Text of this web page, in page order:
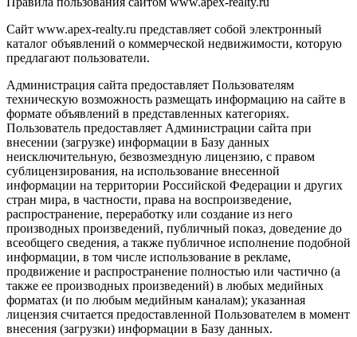
Сайт www.apex-realty.ru представляет собой электронный
каталог объявлений о коммерческой недвижимости, которую
предлагают пользователи.
Администрация сайта предоставляет Пользователям
техническую возможность размещать информацию на сайте в
формате объявлений в представленных категориях.
Пользователь предоставляет Администрации сайта при
внесении (загрузке) информации в Базу данных
неисключительную, безвозмездную лицензию, с правом
сублицензирования, на использование внесенной
информации на территории Российской Федерации и других
стран мира, в частности, права на воспроизведение,
распространение, переработку или создание из него
производных произведений, публичный показ, доведение до
всеобщего сведения, а также публичное исполнение подобной
информации, в том числе использование в рекламе,
продвижение и распространение полностью или частично (а
также ее производных произведений) в любых медийных
форматах (и по любым медийным каналам); указанная
лицензия считается предоставленной Пользователем в момент
внесения (загрузки) информации в Базу данных.